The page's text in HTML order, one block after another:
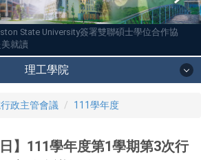
State University簽署雙聯碩士學位合作協
就讀
理工學院
行政主管會議 111學年度
日】111學年度第1學期第3次行